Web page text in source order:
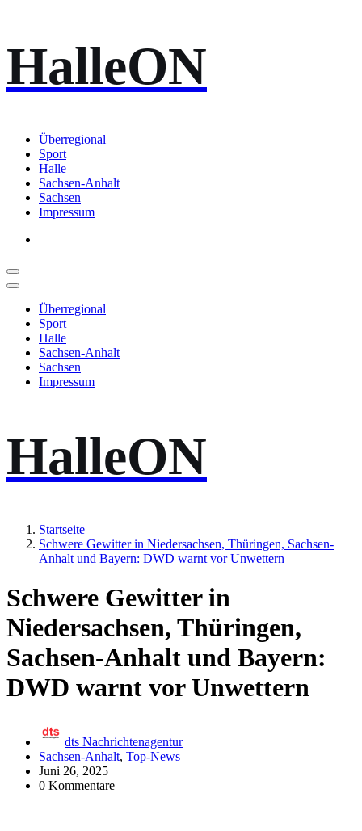
Inhalt
springen
HalleON
Überregional
Sport
Halle
Sachsen-Anhalt
Sachsen
Impressum
Überregional
Sport
Halle
Sachsen-Anhalt
Sachsen
Impressum
HalleON
Startseite
Schwere Gewitter in Niedersachsen, Thüringen, Sachsen-
Anhalt und Bayern: DWD warnt vor Unwettern
Schwere Gewitter in
Niedersachsen, Thüringen,
Sachsen-Anhalt und Bayern:
DWD warnt vor Unwettern
dts Nachrichtenagentur
Sachsen-Anhalt, Top-News
Juni 26, 2025
0 Kommentare